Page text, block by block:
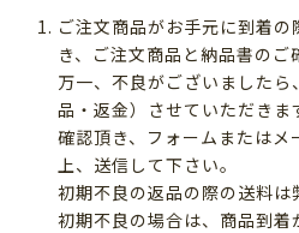
ご注文商品がお手元に到着
き、ご注文商品と納品書のご
万一、不良がございました
品・返金）させていただき
確認頂き、フォームまたはメ
上、送信して下さい。
初期不良の返品の際の送料は
初期不良の場合は、商品到